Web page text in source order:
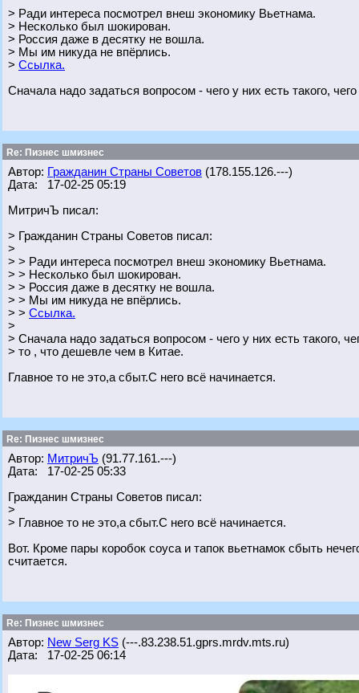
> Ради интереса посмотрел внеш экономику Вьетнама.
> Несколько был шокирован.
> Россия даже в десятку не вошла.
> Мы им никуда не впёрлись.
> Ссылка.
Сначала надо задаться вопросом - чего у них есть такого,
Re: Пизнес шмизнес
Автор: Гражданин Страны Советов (178.155.126.---)
Дата: 17-02-25 05:19
МитричЪ писал:
> Гражданин Страны Советов писал:
>
> > Ради интереса посмотрел внеш экономику Вьетнама.
> > Несколько был шокирован.
> > Россия даже в десятку не вошла.
> > Мы им никуда не впёрлись.
> > Ссылка.
>
> Сначала надо задаться вопросом - чего у них есть такого,
> то , что дешевле чем в Китае.
Главное то не это,а сбыт.С него всё начинается.
Re: Пизнес шмизнес
Автор: МитричЪ (91.77.161.---)
Дата: 17-02-25 05:33
Гражданин Страны Советов писал:
>
> Главное то не это,а сбыт.С него всё начинается.
Вот. Кроме пары коробок соуса и тапок вьетнамок сбыть
считается.
Re: Пизнес шмизнес
Автор: New Serg KS (---.83.238.51.gprs.mrdv.mts.ru)
Дата: 17-02-25 06:14